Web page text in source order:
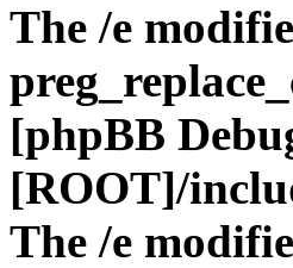
The /e
[phpBB
[ROOT]/
The /e